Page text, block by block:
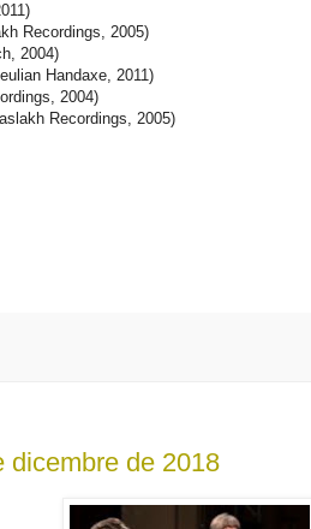
Recordings, 2005)
2004)
Handaxe, 2011)
2004)
Recordings, 2005)
dicembre de 2018